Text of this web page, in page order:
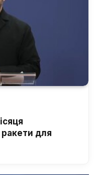
ракети для